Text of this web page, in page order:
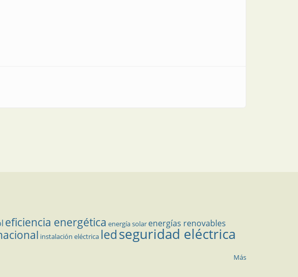
eficiencia energética energía solar energías renovables
instalación eléctrica ledseguridad eléctrica
Más